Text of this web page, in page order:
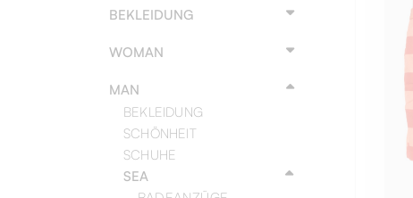
BEKLEIDUNG
WOMAN
MAN
BEKLEIDUNG
SCHÖNHEIT
SCHUHE
SEA